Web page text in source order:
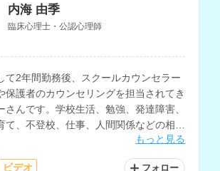
内海 由季
臨床心理士・公認心理師
て2年間勤務後、スクールカウンセラー
保護者のカウンセリングを担当されてき
さんです。学校生活、勉強、発達障害、
て、不登校、仕事、人間関係などの相談
り、保育士資格、幼稚園・小中高の教員
もっと見る
ビデオ フォロー